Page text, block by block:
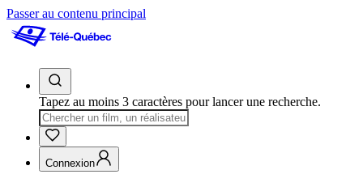
Passer au contenu principal
Tapez au moins 3 caractères pour lancer une recherche.
Connexion